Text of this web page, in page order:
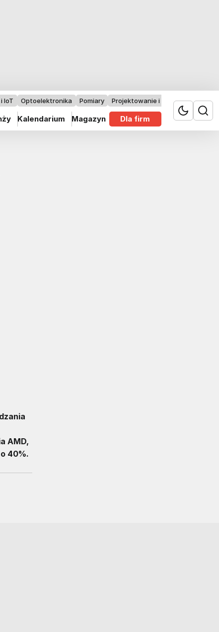
IoT Optoelektronika Pomiary Projektowanie i badania
Kalendarium Magazyn Dla firm
AMD,
40%.